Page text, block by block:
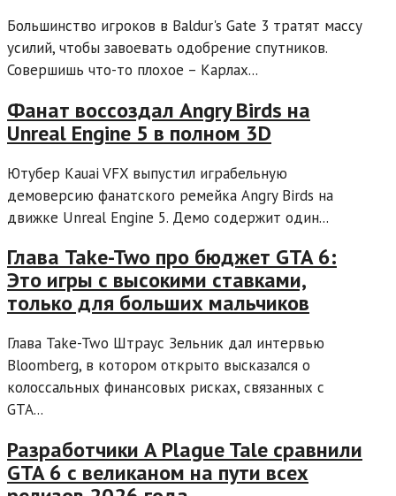
Большинство игроков в Baldur's Gate 3 тратят массу
усилий, чтобы завоевать одобрение спутников.
Совершишь что-то плохое – Карлах...
Фанат воссоздал Angry Birds на
Unreal Engine 5 в полном 3D
Ютубер Kauai VFX выпустил играбельную
демоверсию фанатского ремейка Angry Birds на
движке Unreal Engine 5. Демо содержит один...
Глава Take-Two про бюджет GTA 6:
Это игры с высокими ставками,
только для больших мальчиков
Глава Take-Two Штраус Зельник дал интервью
Bloomberg, в котором открыто высказался о
колоссальных финансовых рисках, связанных с
GTA...
Разработчики A Plague Tale сравнили
GTA 6 с великаном на пути всех